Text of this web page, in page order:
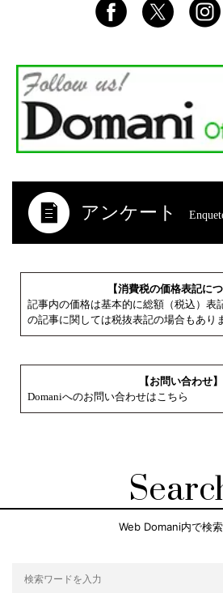
アンケート
【消費税の価格表記につ
記事内の価格は基本的に総額（税込）表
の記事に関しては税抜表記の場合もあり
【お問い合わせ】
Domaniへのお問い合わせはこちら
Web Domani内で検